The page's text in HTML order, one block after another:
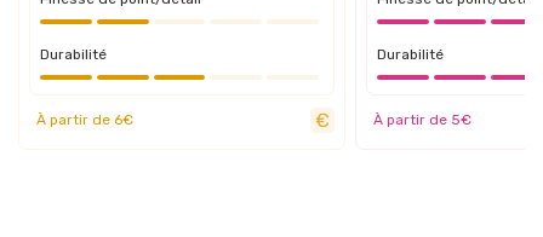
Durabilité
À partir de 6€
Durabilité
À partir de 5€